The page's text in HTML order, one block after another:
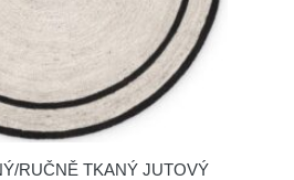
RUČNĚ TKANÝ JUTOVÝ